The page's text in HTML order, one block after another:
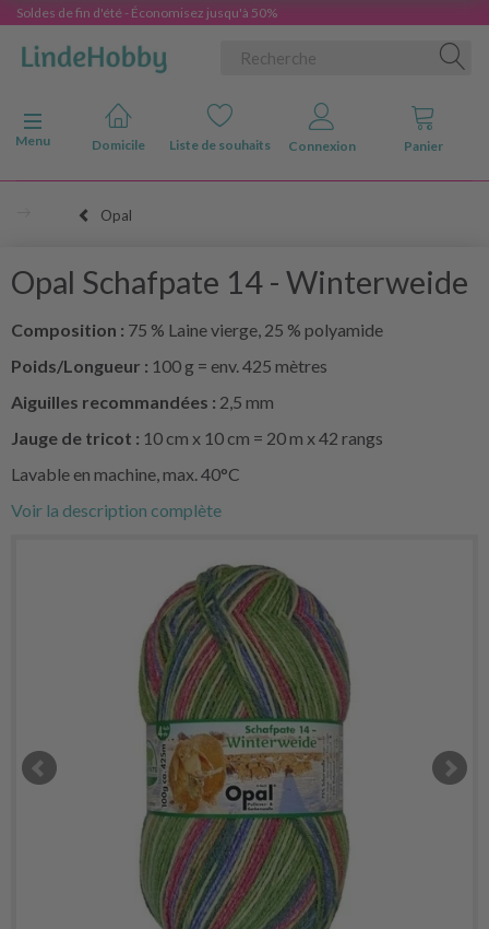
Soldes de fin d'été - Économisez jusqu'à 50%
Basculer la navigation
Menu
Domicile Liste de souhaits Connexion Panier
Opal
Opal Schafpate 14 - Winterweide
Composition : 75 % Laine vierge, 25 % polyamide
Poids/Longueur : 100 g = env. 425 mètres
Aiguilles recommandées : 2,5 mm
Jauge de tricot : 10 cm x 10 cm = 20 m x 42 rangs
Lavable en machine, max. 40°C
Voir la description complète